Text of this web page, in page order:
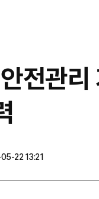
안전관
22 13:21